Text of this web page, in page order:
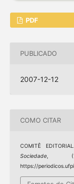
PDF
PUBLICADO
2007-12-12
COMO CITAR
COMITÊ
Sociedade,
https://